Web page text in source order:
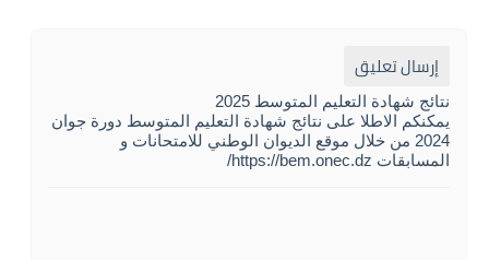
إرسال تعليق
نتائج شهادة التعليم المتوسط 2025
يمكنكم الاطلا على نتائج شهادة التعليم المتوسط دورة جوان
2024 من خلال موقع الديوان الوطني للامتحانات و
المسابقات https://bem.onec.dz/